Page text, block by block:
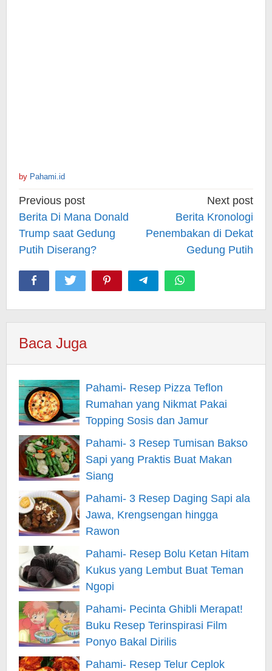
by Pahami.id
Post
navigation
Previous post
Berita Di Mana Donald
Trump saat Gedung
Putih Diserang?
Next post
Berita Kronologi
Penembakan di Dekat
Gedung Putih
Baca Juga
Pahami- Resep Pizza Teflon
Rumahan yang Nikmat Pakai
Topping Sosis dan Jamur
Pahami- 3 Resep Tumisan Bakso
Sapi yang Praktis Buat Makan
Siang
Pahami- 3 Resep Daging Sapi ala
Jawa, Krengsengan hingga
Rawon
Pahami- Resep Bolu Ketan Hitam
Kukus yang Lembut Buat Teman
Ngopi
Pahami- Pecinta Ghibli Merapat!
Buku Resep Terinspirasi Film
Ponyo Bakal Dirilis
Pahami- Resep Telur Ceplok